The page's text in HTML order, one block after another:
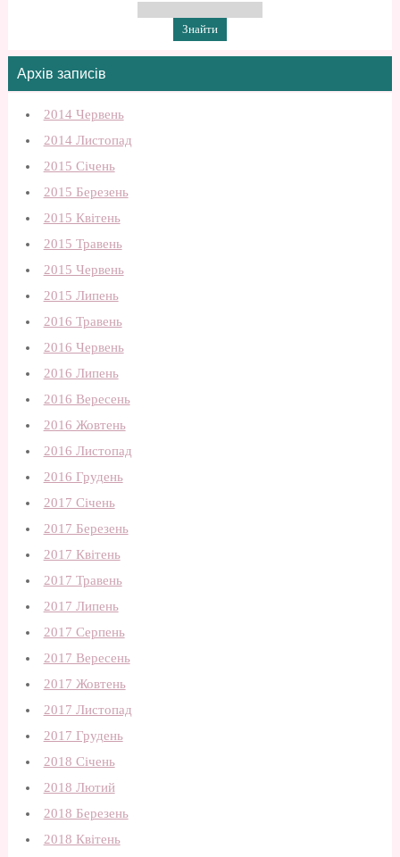
Архів записів
2014 Червень
2014 Листопад
2015 Січень
2015 Березень
2015 Квітень
2015 Травень
2015 Червень
2015 Липень
2016 Травень
2016 Червень
2016 Липень
2016 Вересень
2016 Жовтень
2016 Листопад
2016 Грудень
2017 Січень
2017 Березень
2017 Квітень
2017 Травень
2017 Липень
2017 Серпень
2017 Вересень
2017 Жовтень
2017 Листопад
2017 Грудень
2018 Січень
2018 Лютий
2018 Березень
2018 Квітень